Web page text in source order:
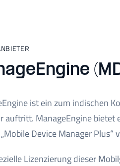
ist ein zum indischen
auftritt. ManageEngine
Device Manager
Lizenzierung dieser